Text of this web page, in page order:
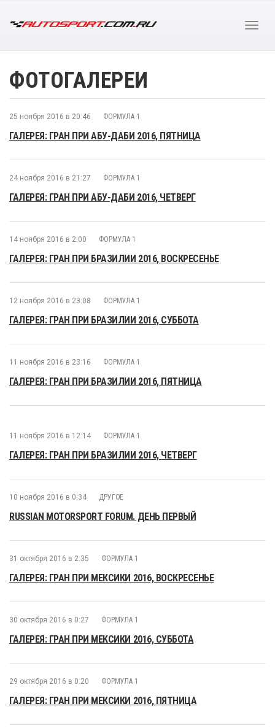
ФОТОГАЛЕРЕИ
25 ноября 2016 в 20:46 ФОРМУЛА 1
ГАЛЕРЕЯ: ГРАН ПРИ АБУ-ДАБИ 2016, ПЯТНИЦА
24 ноября 2016 в 21:27 ФОРМУЛА 1
ГАЛЕРЕЯ: ГРАН ПРИ АБУ-ДАБИ 2016, ЧЕТВЕРГ
14 ноября 2016 в 2:00 ФОРМУЛА 1
ГАЛЕРЕЯ: ГРАН ПРИ БРАЗИЛИИ 2016, ВОСКРЕСЕНЬЕ
12 ноября 2016 в 23:08 ФОРМУЛА 1
ГАЛЕРЕЯ: ГРАН ПРИ БРАЗИЛИИ 2016, СУББОТА
11 ноября 2016 в 23:16 ФОРМУЛА 1
ГАЛЕРЕЯ: ГРАН ПРИ БРАЗИЛИИ 2016, ПЯТНИЦА
11 ноября 2016 в 12:14 ФОРМУЛА 1
ГАЛЕРЕЯ: ГРАН ПРИ БРАЗИЛИИ 2016, ЧЕТВЕРГ
10 ноября 2016 в 0:34 ДРУГОЕ
RUSSIAN MOTORSPORT FORUM. ДЕНЬ ПЕРВЫЙ
31 октября 2016 в 2:35 ФОРМУЛА 1
ГАЛЕРЕЯ: ГРАН ПРИ МЕКСИКИ 2016, ВОСКРЕСЕНЬЕ
30 октября 2016 в 0:27 ФОРМУЛА 1
ГАЛЕРЕЯ: ГРАН ПРИ МЕКСИКИ 2016, СУББОТА
29 октября 2016 в 0:20 ФОРМУЛА 1
ГАЛЕРЕЯ: ГРАН ПРИ МЕКСИКИ 2016, ПЯТНИЦА